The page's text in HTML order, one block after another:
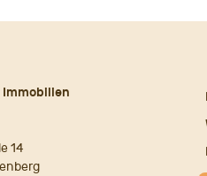
Immobilien
14